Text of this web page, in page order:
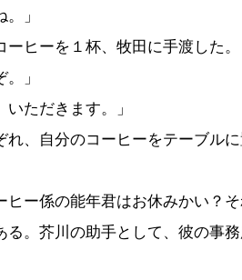
」
ヒーを１杯、牧田に手渡した。
」
ただきます。」
れ、自分のコーヒーをテーブル
ー係の能年君はお休みかい？そ
る。芥川の助手として、彼の事